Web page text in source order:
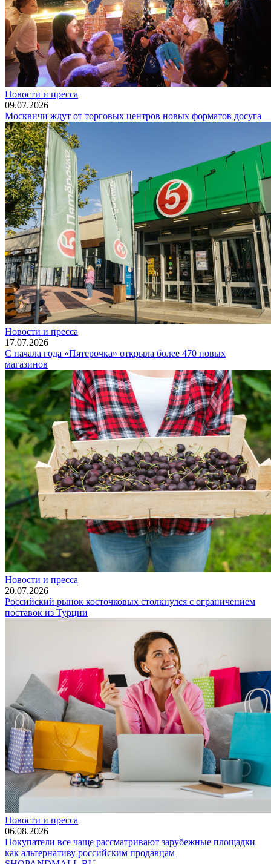
Новости и пресса
09.07.2026
Москвичи ждут от торговых центров новых форматов досуга
Новости и пресса
17.07.2026
С начала года «Пятерочка» открыла более 470 новых
магазинов
Новости и пресса
20.07.2026
Российский рынок косточковых столкнулся с ограничением
поставок из Турции
Новости и пресса
06.08.2026
Покупатели все чаще рассматривают зарубежные площадки
как альтернативу российским продавцам